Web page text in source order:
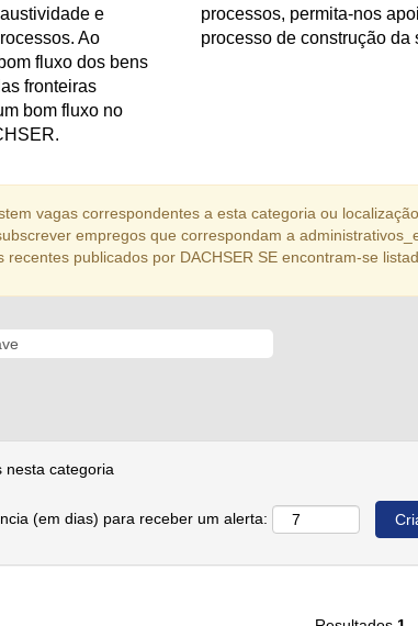
e
Ao
fluxo dos bens
fronteiras
bom fluxo no
processos, permita-nos
processo de construção da
vagas correspondentes a esta categoria ou localização.
empregos que correspondam a
recentes publicados por DACHSER SE encontram-se
nesta categoria
(em dias) para receber um alerta: